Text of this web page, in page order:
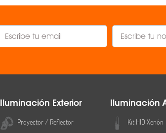
Iluminación Exterior
Proyector / Reflector
Iluminación
Kit HID Xenón